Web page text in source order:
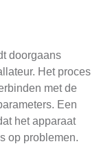
doorgaans
Het proces
met de
Een
het apparaat
op problemen.